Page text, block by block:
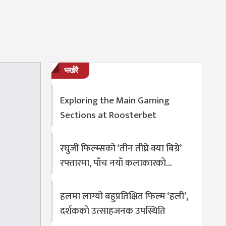
भर्खरै
Exploring the Main Gaming
Sections at Roosterbet
रघुजी फिल्म्सको ‘तीन तीघ्रे क्या बिग्रे’
रफ्तारमा, पाँच नयाँ कलाकारको…
हलमा लाग्यो बहुप्रतिक्षित फिल्म ‘हली’,
दर्शकको उत्साहजनक उपस्थिति